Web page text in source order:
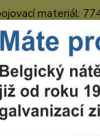
materiál:
Fotogalerie z výstav